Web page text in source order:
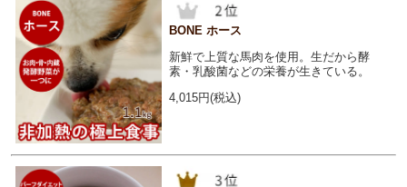
BONE ホース
新鮮で上質な馬肉を使用。生だから酵
素・乳酸菌などの栄養が生きている。
4,015円(税込)